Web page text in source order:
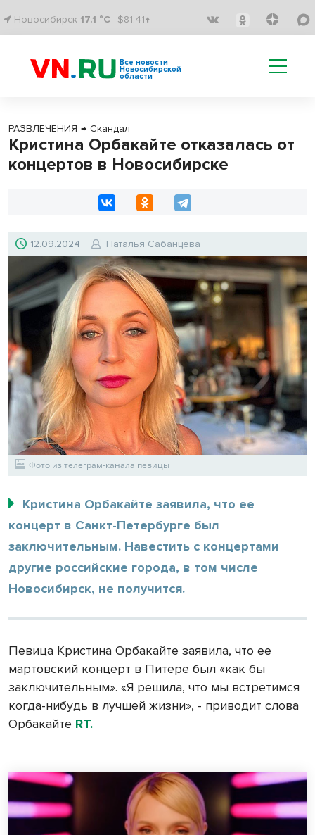
Новосибирск 17.1 °C $81.41↑
Все новости
Новосибирской
области
РАЗВЛЕЧЕНИЯ → Скандал
Кристина Орбакайте отказалась от
концертов в Новосибирске
12.09.2024 Наталья Сабанцева
Фото из телеграм-канала певицы
Кристина Орбакайте заявила, что ее
концерт в Санкт-Петербурге был
заключительным. Навестить с концертами
другие российские города, в том числе
Новосибирск, не получится.
Певица Кристина Орбакайте заявила, что ее
мартовский концерт в Питере был «как бы
заключительным». «Я решила, что мы встретимся
когда-нибудь в лучшей жизни», - приводит слова
Орбакайте RT.